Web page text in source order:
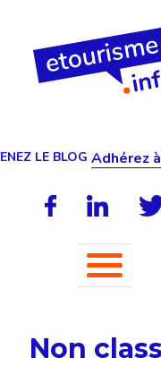
LE BLOG Adhérez
Non